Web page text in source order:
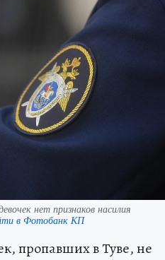
нет признаков насилия
в Фотобанк КП
пропавших в Туве, не